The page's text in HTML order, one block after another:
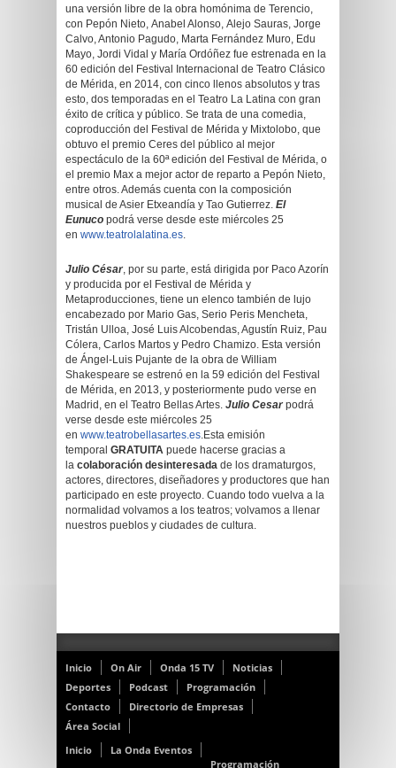
una versión libre de la obra homónima de Terencio,
con Pepón Nieto, Anabel Alonso, Alejo Sauras, Jorge
Calvo, Antonio Pagudo, Marta Fernández Muro, Edu
Mayo, Jordi Vidal y María Ordóñez fue estrenada en la
60 edición del Festival Internacional de Teatro Clásico
de Mérida, en 2014, con cinco llenos absolutos y tras
esto, dos temporadas en el Teatro La Latina con gran
éxito de crítica y público. Se trata de una comedia,
coproducción del Festival de Mérida y Mixtolobo, que
obtuvo el premio Ceres del público al mejor
espectáculo de la 60ª edición del Festival de Mérida, o
el premio Max a mejor actor de reparto a Pepón Nieto,
entre otros. Además cuenta con la composición
musical de Asier Etxeandía y Tao Gutierrez. El
Eunuco podrá verse desde este miércoles 25
en www.teatrolalatina.es.
Julio César, por su parte, está dirigida por Paco Azorín
y producida por el Festival de Mérida y
Metaproducciones, tiene un elenco también de lujo
encabezado por Mario Gas, Serio Peris Mencheta,
Tristán Ulloa, José Luis Alcobendas, Agustín Ruiz, Pau
Cólera, Carlos Martos y Pedro Chamizo. Esta versión
de Ángel-Luis Pujante de la obra de William
Shakespeare se estrenó en la 59 edición del Festival
de Mérida, en 2013, y posteriormente pudo verse en
Madrid, en el Teatro Bellas Artes. Julio Cesarpodrá
verse desde este miércoles 25
en www.teatrobellasartes.es.Esta emisión
temporal GRATUITA puede hacerse gracias a
la colaboración desinteresada de los dramaturgos,
actores, directores, diseñadores y productores que han
participado en este proyecto. Cuando todo vuelva a la
normalidad volvamos a los teatros; volvamos a llenar
nuestros pueblos y ciudades de cultura.
Inicio On Air Onda 15 TV
Noticias
Deportes
Podcast
Programación
Contacto
Directorio de Empresas
Área Social
Inicio
La Onda Eventos
Programación